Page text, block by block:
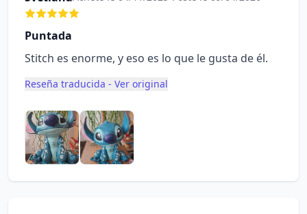
Puntada
Stitch es enorme, y eso es lo que le gusta de él.
Reseña traducida - Ver original